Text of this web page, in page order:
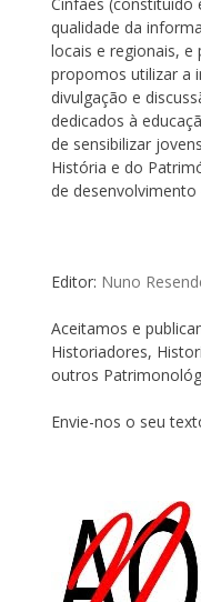
Cinfães (constituído
qualidade da
locais e regionais, e
propomos utilizar a
divulgação e
dedicados à
de sensibilizar
História e do
de
Editor: Nuno
Aceitamos e
Historiadores,
outros
Envie-nos o seu